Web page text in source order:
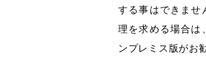
する事はできませ
理を求める場合は
ンプレミス版がお